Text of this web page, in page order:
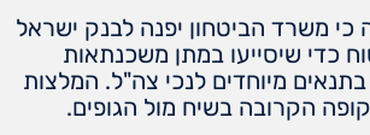
כי משרד הביטחון יפנה לבנק ישראל
כדי שיסייעו במתן משכנתאות
מיוחדים לנכי צה"ל. המלצות
הקרובה בשיח מול הגופים.